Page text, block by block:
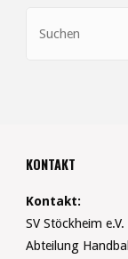
KONTAKT
Kontakt:
SV Stöckheim e.V.
Abteilung Handball